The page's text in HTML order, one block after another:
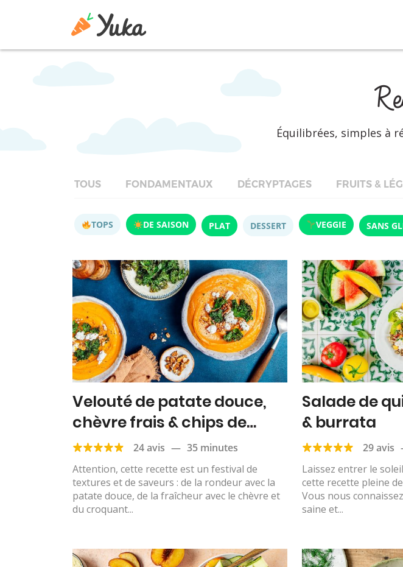
Équilibrées, simples à
TOUS FONDAMENTAUX DÉCRYPTAGES FRUITS &
TOPS DE SAISON PLAT DESSERT VEGGIE SANS
Velouté de patate douce,
chèvre frais & chips de
chou kale24 avis — 35 minutes
Attention, cette recette est un festival de
textures et de saveurs : de la rondeur avec la
patate douce, de la fraîcheur avec le chèvre et
du croquant...
Salade de
& burrata
29 avis
Laissez entrer le
cette recette pleine
Vous nous
saine et...